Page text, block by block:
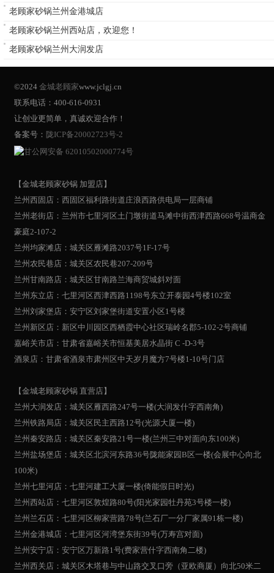
老顾家砂锅兰州金港城店
老顾家砂锅兰州西站店，欢迎您！
老顾家砂锅兰州大润发店
©2024金城老顾家www.jclgj.cn
联系电话：400-616-0931
让创业更简单，真诚欢迎合作！
备案号： 陇ICP备20002723号-2
甘公网安备 62010502000774号
【金城老顾家砂锅 加盟店】
兰州西固店：西固区福利路街道庄浪西路供电局一层商铺
兰州老街店：兰州市七里河区土门墩街道马滩中街西津西路668号温商金
豪庭2-107-2
兰州均家滩店：城关区雁滩路2037号1F-17号
兰州农民巷店：城关区农民巷207-209号
兰州甘南路店：城关区甘南路兰海商贸城斜对面
兰州东立店：七里河区西津西路1198号东立开泰园4号楼102室
兰州刘家堡店：安宁区刘家堡街道安置小区1号楼
兰州新区店：新区中川园区西栖霞中心社区瑞岭名郡5-102-2号商铺
嘉峪关市店：甘肃省嘉峪关市恒基美居水晶街 C -D-3号
酒泉店：甘肃省酒泉市肃州区中天岁月魔方7号楼1-10号门店
【金城老顾家砂锅 直营店】
兰州大润发店：城关区雁西路247号一楼(大润发什字西南角)
兰州铁路局店：城关区民主西路12号(光源大厦一楼)
兰州秦安路店：城关区秦安路21号一楼(兰州三中对面向东100米)
兰州盐场堡店：城关区北滨河东路36号陇能家园B区一楼(会展中心向北
100米)
兰州七里河店：七里河建工大厦一楼(倚能假日时光)
兰州西站店：七里河区敦煌路80号(阳光家园牡丹苑3号楼一楼)
兰州兰石店：七里河区柳家营路78号(兰石厂一分厂家属91栋一楼)
兰州金港城店：七里河区河湾堡东街39号(万寿宫对面)
兰州安宁店：安宁区万新路1号(费家营什字西南角二楼)
兰州西关店：城关区木塔巷与中山路交叉口旁（亚欧商厦）向北50米二